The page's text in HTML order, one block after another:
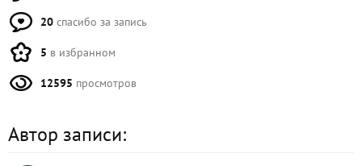
20 спасибо за запись
5 в избранном
12595 просмотров
Автор записи: